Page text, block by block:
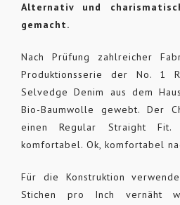
Alternativ und
gemacht.
Nach Prüfung zahlreicher
Produktionsserie der No. 1
Selvedge Denim aus dem
Bio-Baumwolle gewebt. Der
einen Regular Straight Fit.
komfortabel. Ok, komfortabel
Für die Konstruktion
Stichen pro Inch vernäht